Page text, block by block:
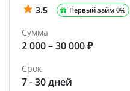
3.5 Первый займ 0%
Сумма
2 000 – 30 000 ₽
Срок
7 - 30 дней